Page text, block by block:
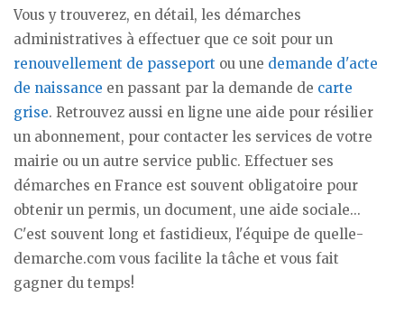
Vous y trouverez, en détail, les démarches
administratives à effectuer que ce soit pour un
renouvellement de passeport ou une demande d'acte
de naissance en passant par la demande de carte
grise. Retrouvez aussi en ligne une aide pour résilier
un abonnement, pour contacter les services de votre
mairie ou un autre service public. Effectuer ses
démarches en France est souvent obligatoire pour
obtenir un permis, un document, une aide sociale...
C'est souvent long et fastidieux, l'équipe de quelle-
demarche.com vous facilite la tâche et vous fait
gagner du temps!